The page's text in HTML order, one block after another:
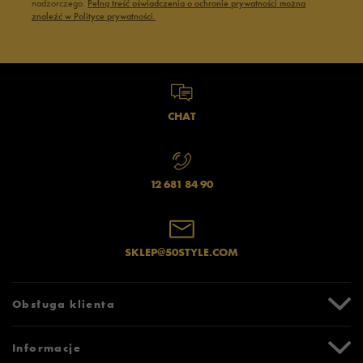
nadzorczego. Pełną treść oświadczenia o ochronie prywatności można
znaleźć w Polityce prywatności.
CHAT
12 681 84 90
SKLEP@50STYLE.COM
Obsługa klienta
Zwroty i reklamacje
Informacje